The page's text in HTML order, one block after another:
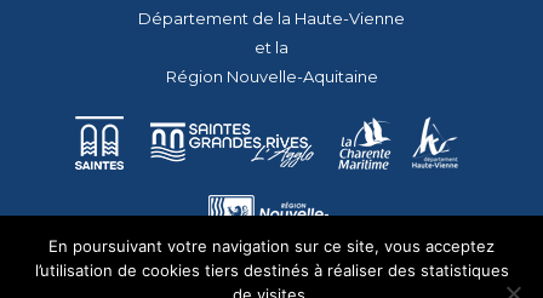
Département de la Haute-Vienne
et la
Région Nouvelle-Aquitaine
En poursuivant votre navigation sur ce site, vous acceptez
l’utilisation de cookies tiers destinés à réaliser des statistiques